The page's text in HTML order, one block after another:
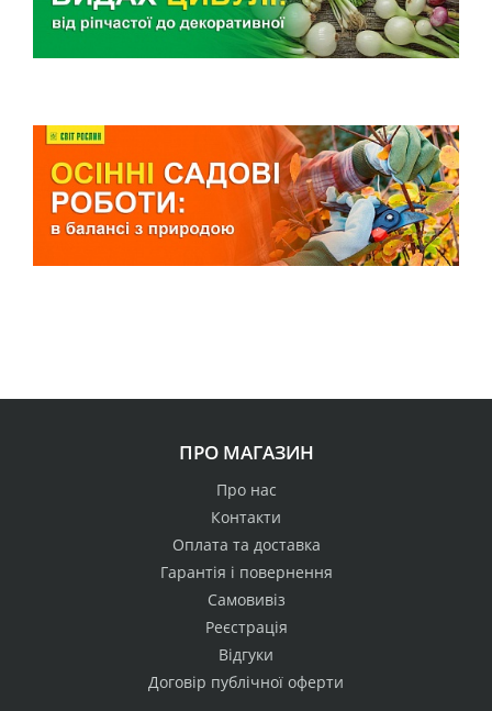
ПРО МАГАЗИН
Про нас
Контакти
Оплата та доставка
Гарантія і повернення
Самовивіз
Реєстрація
Відгуки
Договір публічної оферти